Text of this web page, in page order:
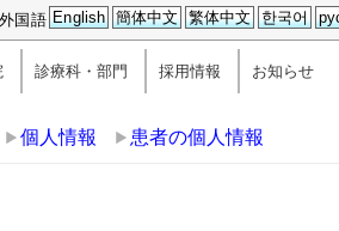
外国語 English 簡体中文 繁体中文 한국어
診療科・部門 採用情報 お知らせ
個人情報 患者の個人情報